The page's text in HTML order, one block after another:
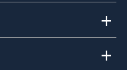
+
+